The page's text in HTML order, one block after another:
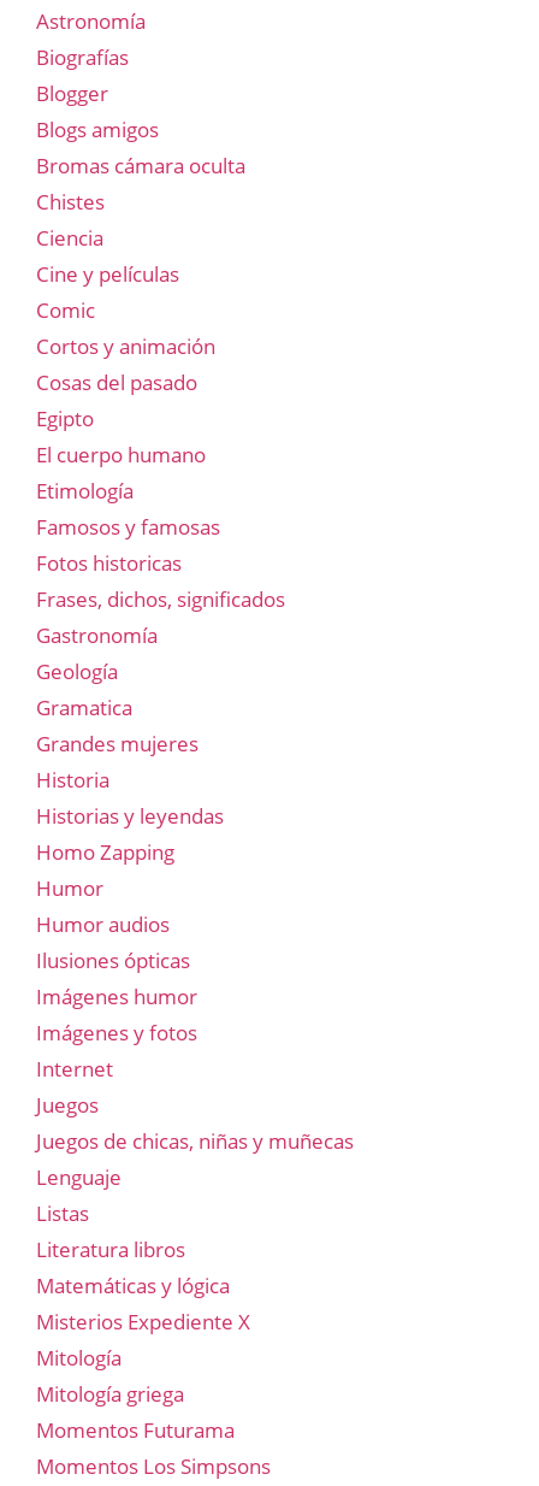
Astronomía
Biografías
Blogger
Blogs amigos
Bromas cámara oculta
Chistes
Ciencia
Cine y películas
Comic
Cortos y animación
Cosas del pasado
Egipto
El cuerpo humano
Etimología
Famosos y famosas
Fotos historicas
Frases, dichos, significados
Gastronomía
Geología
Gramatica
Grandes mujeres
Historia
Historias y leyendas
Homo Zapping
Humor
Humor audios
Ilusiones ópticas
Imágenes humor
Imágenes y fotos
Internet
Juegos
Juegos de chicas, niñas y muñecas
Lenguaje
Listas
Literatura libros
Matemáticas y lógica
Misterios Expediente X
Mitología
Mitología griega
Momentos Futurama
Momentos Los Simpsons